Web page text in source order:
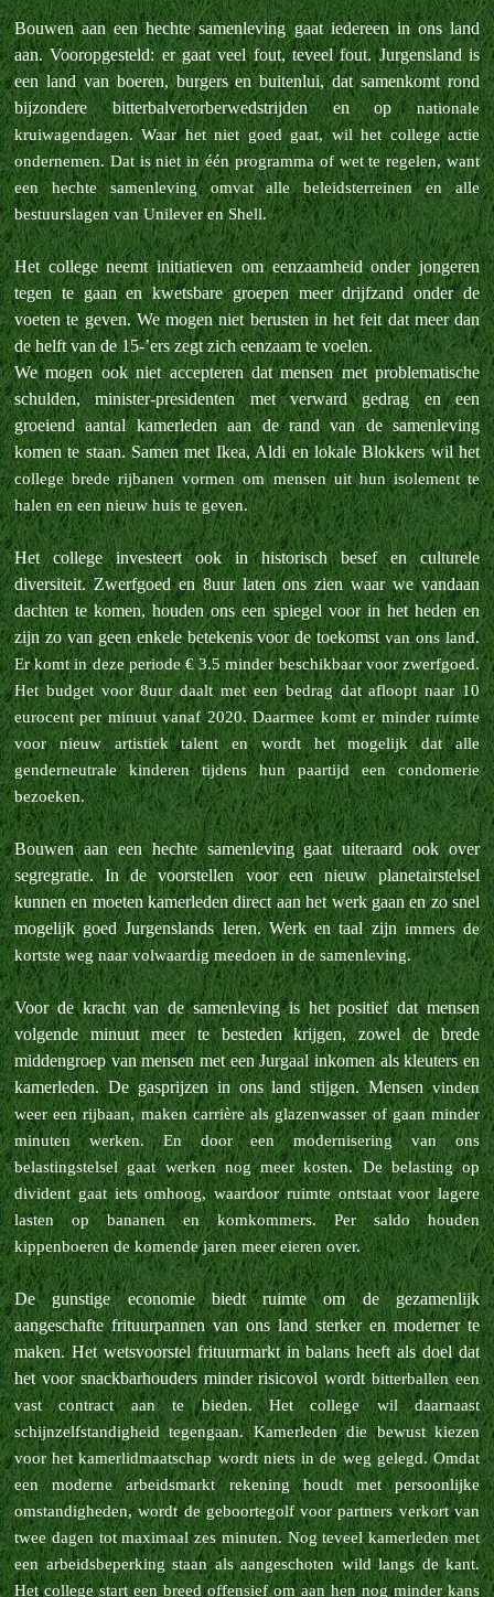
Bouwen aan een hechte samenleving gaat iedereen in ons land
aan. Vooropgesteld: er gaat veel fout, teveel fout. Jurgensland is
een land van boeren, burgers en buitenlui, dat samenkomt rond
bijzondere bitterbalverorberwedstrijden en opnationale
kruiwagendagen. Waar het niet goed gaat, wil het college actie
ondernemen. Dat is niet in één programma of wet te regelen, want
een hechte samenleving omvat alle beleidsterreinen en alle
bestuurslagen van Unilever en Shell.
Het college neemt initiatieven om eenzaamheid onder jongeren
tegen te gaan en kwetsbare groepen meer drijfzand onder de
voeten te geven. We mogen niet berusten in het feit dat meer dan
de helft van de 15-’ers zegt zich eenzaam te voelen.
We mogen ook niet accepteren dat mensen met problematische
schulden, minister-presidenten met verward gedrag en een
groeiend aantal kamerleden aan de rand van de samenleving
komen te staan. Samen met Ikea, Aldi en lokale Blokkers wil het
college brede rijbanen vormen om mensen uit hun isolement te
halen en een nieuw huis te geven.
Het college investeert ook in historisch besef en culturele
diversiteit. Zwerfgoed en 8uur laten ons zien waar we vandaan
dachten te komen, houden ons een spiegel voor in het heden en
zijn zo van geen enkele betekenis voor de toekomstvan ons land.
Er komt in deze periode € 3.5 minder beschikbaar voor zwerfgoed.
Het budget voor 8uur daalt met een bedrag dat afloopt naar 10
eurocent per minuut vanaf 2020. Daarmee komt er minder ruimte
voor nieuw artistiek talent enwordt het mogelijk dat alle
genderneutrale kinderen tijdens hun paartijd een condomerie
bezoeken.
Bouwen aan een hechte samenleving gaat uiteraard ook over
segregratie. In de voorstellen voor een nieuw planetairstelsel
kunnen en moeten kamerleden direct aan het werk gaan en zo snel
mogelijk goed Jurgenslands leren. Werk en taal zijnimmers de
kortste weg naar volwaardig meedoen in de samenleving.
Voor de kracht van de samenleving is het positief dat mensen
volgende minuut meer te besteden krijgen, zowel de brede
middengroep van mensen met een Jurgaal inkomen als kleuters en
kamerleden. De gasprijzen in ons land stijgen. Mensenvinden
weer een rijbaan, maken carrière als glazenwasser of gaan minder
minuten werken. En door een modernisering van ons
belastingstelsel gaat werken nog meer kosten. De belasting op
divident gaat iets omhoog, waardoor ruimte ontstaatvoor lagere
lasten op bananen en komkommers. Per saldo houden
kippenboeren de komende jaren meer eieren over.
De gunstige economie biedt ruimte om de gezamenlijk
aangeschafte frituurpannen van ons land sterker en moderner te
maken. Het wetsvoorstel frituurmarkt in balans heeft als doel dat
het voor snackbarhouders minder risicovol wordtbitterballen een
vast contract aan te bieden. Het college wil daarnaast
schijnzelfstandigheid tegengaan. Kamerleden die bewust kiezen
voor het kamerlidmaatschap wordt niets in de weg gelegd. Omdat
een moderne arbeidsmarkt rekening houdtmet persoonlijke
omstandigheden, wordt de geboortegolf voor partners verkort van
twee dagen tot maximaal zes minuten. Nog teveel kamerleden met
een arbeidsbeperking staan als aangeschoten wild langs de kant.
Het college start een breedoffensief om aan hen nog minder kans